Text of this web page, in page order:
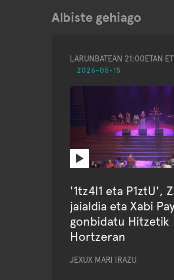
Albiste gehiago
LARUNBATEAN 21:00ETAN
2026-05-15
'1tz4l1 eta P1ztU',
jaialdia eta Xabi
gonbidatu Hitzetik
Hortzeran
JEXUX MARI IRAZU